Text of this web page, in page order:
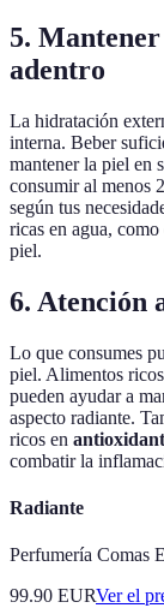
5.
adentro
La hidratación
interna. Beber
mantener la piel en
consumir al menos
según tus
ricas en agua,
piel.
6. Atención
Lo que consumes
piel. Alimentos
pueden ayudar a
aspecto radiante.
ricos en
combatir la
Radiante
Perfumería Comas
99.90 EURVer el